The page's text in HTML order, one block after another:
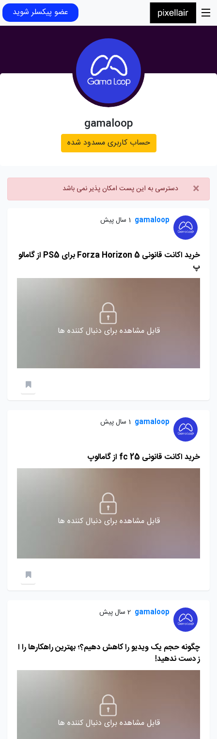
عضو پیکسلر شوید
gamaloop
حساب کاربری مسدود شده
× دسترسی به این پست امکان پذیر نمی باشد
gamaloop 1 سال پیش
خرید اکانت قانونی Forza Horizon 5 برای PS5 از گامالو
پ
قابل مشاهده برای دنبال کننده ها
gamaloop 1 سال پیش
خرید اکانت قانونی fc 25 از گامالوپ
قابل مشاهده برای دنبال کننده ها
gamaloop 2 سال پیش
چگونه حجم یک ویدیو را کاهش دهیم؟؛ بهترین راهکارها را ا
ز دست ندهید!
قابل مشاهده برای دنبال کننده ها